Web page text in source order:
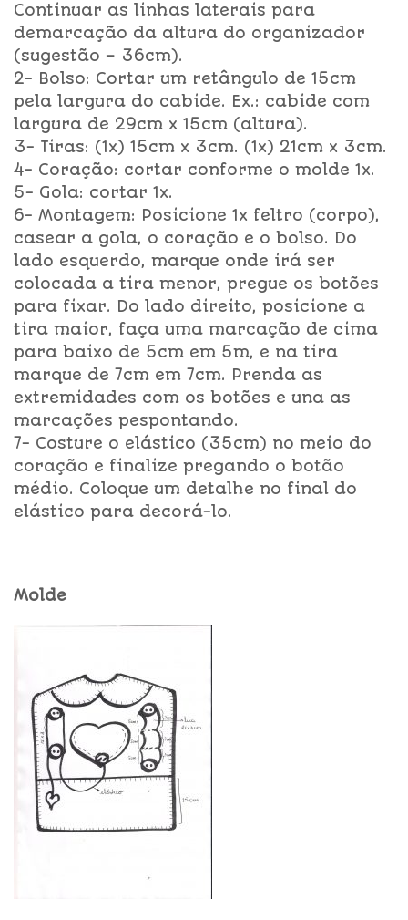
Continuar as linhas laterais para
demarcação da altura do organizador
(sugestão – 36cm).
2- Bolso: Cortar um retângulo de 15cm
pela largura do cabide. Ex.: cabide com
largura de 29cm x 15cm (altura).
3- Tiras: (1x) 15cm x 3cm. (1x) 21cm x 3cm.
4- Coração: cortar conforme o molde 1x.
5- Gola: cortar 1x.
6- Montagem: Posicione 1x feltro (corpo),
casear a gola, o coração e o bolso. Do
lado esquerdo, marque onde irá ser
colocada a tira menor, pregue os botões
para fixar. Do lado direito, posicione a
tira maior, faça uma marcação de cima
para baixo de 5cm em 5m, e na tira
marque de 7cm em 7cm. Prenda as
extremidades com os botões e una as
marcações pespontando.
7- Costure o elástico (35cm) no meio do
coração e finalize pregando o botão
médio. Coloque um detalhe no final do
elástico para decorá-lo.
Molde